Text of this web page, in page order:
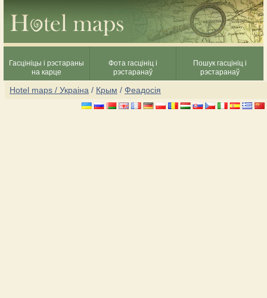
Гасцініцы і рэстараны
на карце
Фота гасцініц і
рэстаранаў
Пошук гасцініц і
рэстаранаў
Hotel maps / Украіна / Крым / Феадосія